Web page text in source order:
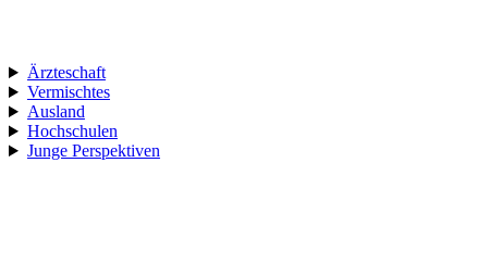
Ärzteschaft
Vermischtes
Ausland
Hochschulen
Junge Perspektiven